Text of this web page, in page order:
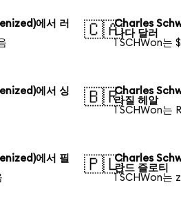
에서 러
🇨🇦Charles
나다 달러
1 SCHWon는
에서 싱
🇧🇷Charles
라질 헤알
1 SCHWon는
에서 필
🇵🇱Charles
란드 즐로티
1 SCHWon는